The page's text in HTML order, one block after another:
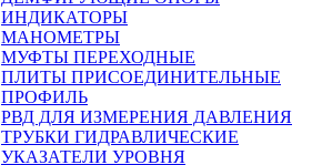
ИНДИКАТОРЫ
МАНОМЕТРЫ
МУФТЫ ПЕРЕХОДНЫЕ
ПЛИТЫ ПРИСОЕДИНИТЕЛЬНЫЕ
ПРОФИЛЬ
РВД ДЛЯ ИЗМЕРЕНИЯ ДАВЛЕНИЯ
ТРУБКИ ГИДРАВЛИЧЕСКИЕ
УКАЗАТЕЛИ УРОВНЯ